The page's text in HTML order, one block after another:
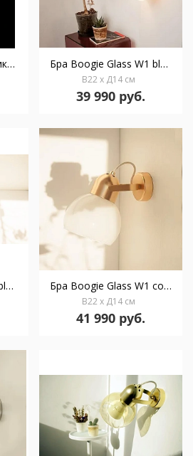
Подвесной светильник Boogie mini S1 gold Бра Boogie Glass W1 black/opal
В22 x Д14 см
39 990 руб.
Бра Boogie Glass W1 black/cyan Бра Boogie Glass W1 copper/ opal
В22 x Д14 см
41 990 руб.